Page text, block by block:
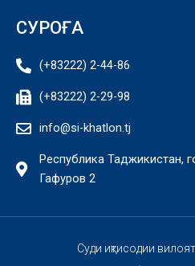
СУРОҒА
(+83222) 2-44-86
(+83222) 2-29-98
info@si-khatlon.tj
Республика Таджикистан,
Гафуров 2
Суди иқтисодии